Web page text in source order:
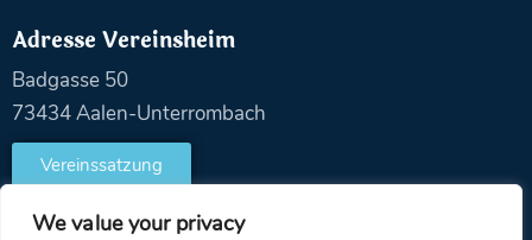
We value your privacy
Adresse Vereinsheim
Badgasse 50
73434 Aalen-Unterrombach
Vereinssatzung